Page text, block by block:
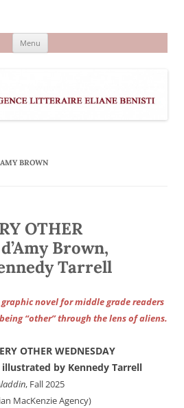
Menu
AMY BROWN
OTHER
Brown,
Tarrell
novel for middle grade readers
“other” through the lens of aliens.
OTHER WEDNESDAY
by Kennedy Tarrell
, Fall 2025
MacKenzie Agency)